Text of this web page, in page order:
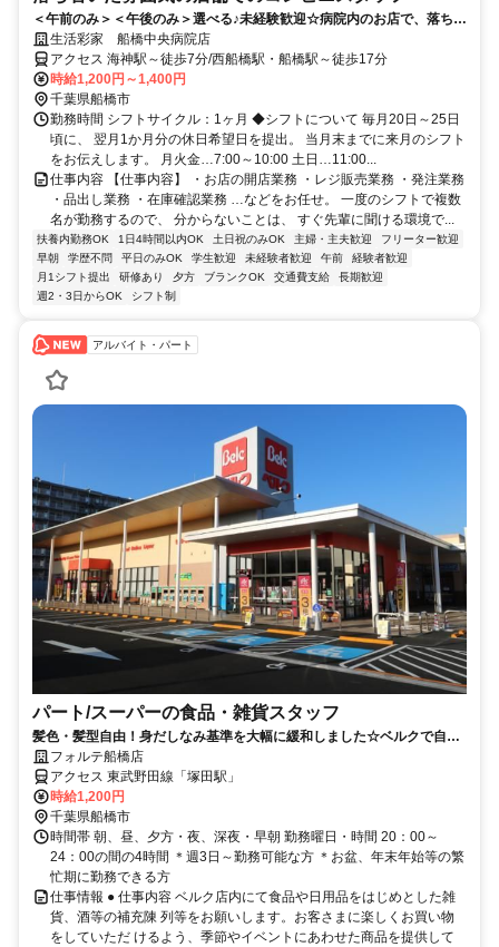
＜午前のみ＞＜午後のみ＞選べる♪未経験歓迎☆病院内のお店で、落ち着
いて安心に働けます。
生活彩家 船橋中央病院店
アクセス 海神駅～徒歩7分/西船橋駅・船橋駅～徒歩17分
時給1,200円～1,400円
千葉県船橋市
勤務時間 シフトサイクル：1ヶ月 ◆シフトについて 毎月20日～25日
頃に、 翌月1か月分の休日希望日を提出。 当月末までに来月のシフト
をお伝えします。 月火金…7:00～10:00 土日…11:00...
仕事内容 【仕事内容】 ・お店の開店業務 ・レジ販売業務 ・発注業務
・品出し業務 ・在庫確認業務 …などをお任せ。 一度のシフトで複数
名が勤務するので、 分からないことは、 すぐ先輩に聞ける環境で...
扶養内勤務OK 1日4時間以内OK 土日祝のみOK 主婦・主夫歓迎
フリーター歓迎
早朝
学歴不問 平日のみOK 学生歓迎 未経験者歓迎 午前
経験者歓迎
月1シフト提出
研修あり 夕方 ブランクOK 交通費支給
長期歓迎
週2・3日からOK
シフト制
アルバイト・パート
パート/スーパーの食品・雑貨スタッフ
髪色・髪型自由！身だしなみ基準を大幅に緩和しました☆ベルクで自分
らしく働こう☆
フォルテ船橋店
アクセス 東武野田線「塚田駅」
時給1,200円
千葉県船橋市
時間帯 朝、昼、夕方・夜、深夜・早朝 勤務曜日・時間 20：00～
24：00の間の4時間 ＊週3日～勤務可能な方 ＊お盆、年末年始等の繁
忙期に勤務できる方
仕事情報 ● 仕事内容 ベルク店内にて食品や日用品をはじめとした雑
貨、酒等の補充陳 列等をお願いします。お客さまに楽しくお買い物
をしていただ けるよう、季節やイベントにあわせた商品を提供して